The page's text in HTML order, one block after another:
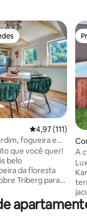
avaliações
dos hóspedes
4,97 de uma
4,97 (111)
fogueira e
que você quer!
belo
da floresta
Triberg para
→ 3 camas king-
de fondue
A